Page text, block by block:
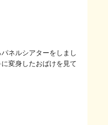
ネルシアターをしまし
変身したおばけを見て